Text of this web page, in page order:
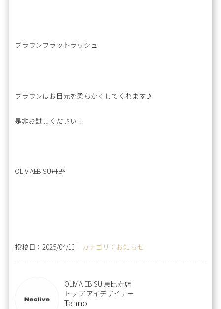
ブラウンフラットラッシュ
ブラウンはお目元を柔らかくしてくれます♪
是非お試しください！
OLIVIAEBISU丹野
投稿日：2025/04/13｜ カテゴリ：お知らせ
OLIVIA EBISU 恵比寿店
トップ アイデザイナー
Tanno